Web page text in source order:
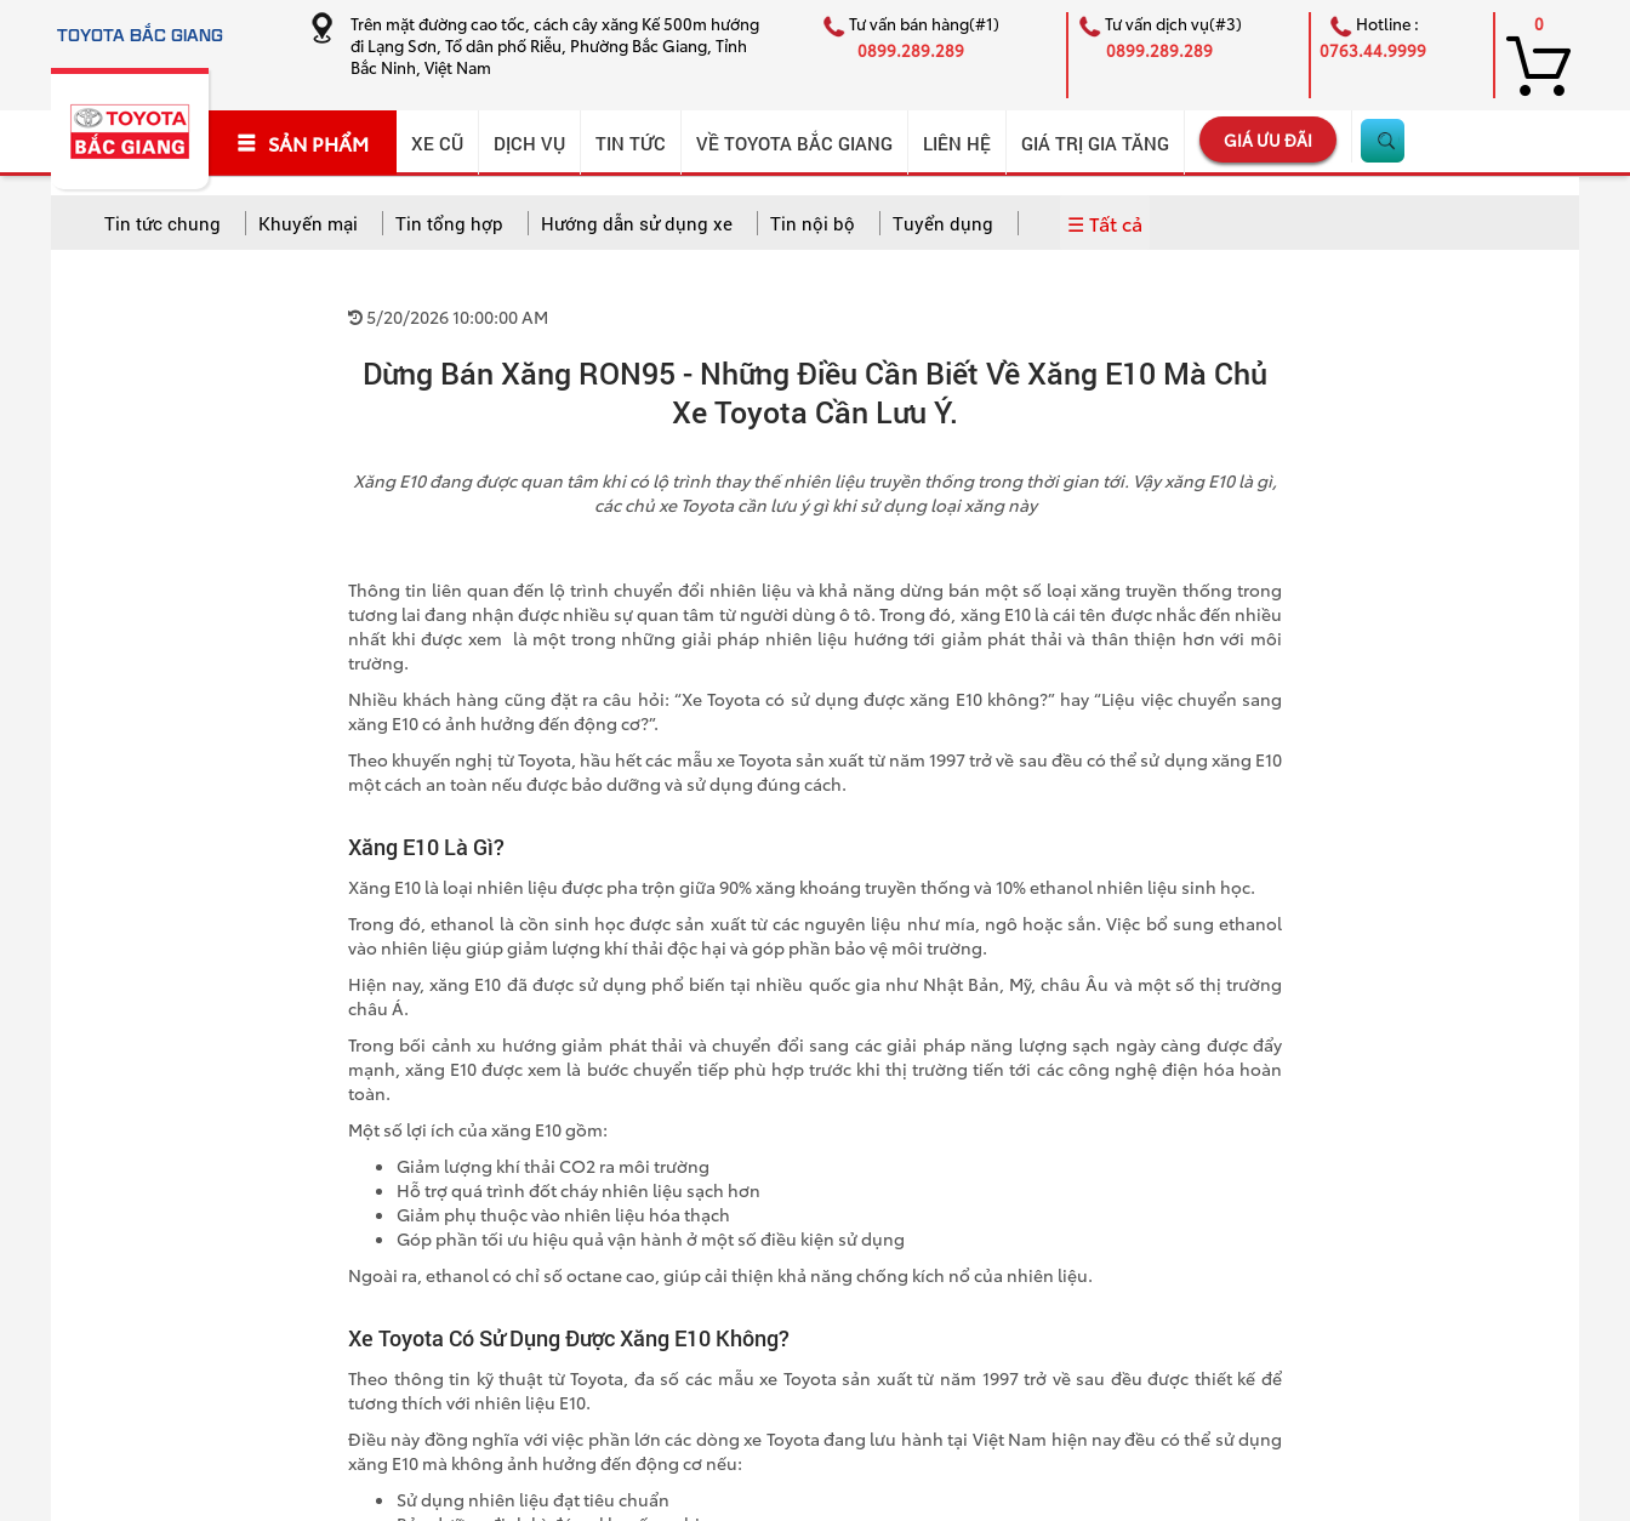
TOYOTA BẮC GIANG
Trên mặt đường cao tốc, cách cây xăng Kế 500m hướng
đi Lạng Sơn, Tổ dân phố Riễu, Phường Bắc Giang, Tỉnh
Bắc Ninh, Việt Nam
Tư vấn bán hàng(#1)
0899.289.289
Tư vấn dịch vụ(#3)
0899.289.289
Hotline :
0763.44.9999
0
SẢN PHẨM XE CŨ DỊCH VỤ TIN TỨC VỀ TOYOTA BẮC GIANG LIÊN HỆ GIÁ TRỊ GIA TĂNG GIÁ ƯU ĐÃI
Cứu hộ và sửa chữa lưu động
Tin tức chung Khuyến mại Tin tổng hợp Hướng dẫn sử dụng xe Tin nội bộ Tuyển dụng ☰ Tất cả
5/20/2026 10:00:00 AM
Dừng Bán Xăng RON95 - Những Điều Cần Biết Về Xăng E10 Mà Chủ
Xe Toyota Cần Lưu Ý.
Xăng E10 đang được quan tâm khi có lộ trình thay thế nhiên liệu truyền thống trong thời gian tới. Vậy xăng E10 là gì,
các chủ xe Toyota cần lưu ý gì khi sử dụng loại xăng này
Thông tin liên quan đến lộ trình chuyển đổi nhiên liệu và khả năng dừng bán một số loại xăng truyền thống trong
tương lai đang nhận được nhiều sự quan tâm từ người dùng ô tô. Trong đó, xăng E10 là cái tên được nhắc đến nhiều
nhất khi được xem là một trong những giải pháp nhiên liệu hướng tới giảm phát thải và thân thiện hơn với môi
trường.
Nhiều khách hàng cũng đặt ra câu hỏi: “Xe Toyota có sử dụng được xăng E10 không?” hay “Liệu việc chuyển sang
xăng E10 có ảnh hưởng đến động cơ?”.
Theo khuyến nghị từ Toyota, hầu hết các mẫu xe Toyota sản xuất từ năm 1997 trở về sau đều có thể sử dụng xăng E10
một cách an toàn nếu được bảo dưỡng và sử dụng đúng cách.
Xăng E10 Là Gì?
Xăng E10 là loại nhiên liệu được pha trộn giữa 90% xăng khoáng truyền thống và 10% ethanol nhiên liệu sinh học.
Trong đó, ethanol là cồn sinh học được sản xuất từ các nguyên liệu như mía, ngô hoặc sắn. Việc bổ sung ethanol
vào nhiên liệu giúp giảm lượng khí thải độc hại và góp phần bảo vệ môi trường.
Hiện nay, xăng E10 đã được sử dụng phổ biến tại nhiều quốc gia như Nhật Bản, Mỹ, châu Âu và một số thị trường
châu Á.
Trong bối cảnh xu hướng giảm phát thải và chuyển đổi sang các giải pháp năng lượng sạch ngày càng được đẩy
mạnh, xăng E10 được xem là bước chuyển tiếp phù hợp trước khi thị trường tiến tới các công nghệ điện hóa hoàn
toàn.
Một số lợi ích của xăng E10 gồm:
Giảm lượng khí thải CO2 ra môi trường
Hỗ trợ quá trình đốt cháy nhiên liệu sạch hơn
Giảm phụ thuộc vào nhiên liệu hóa thạch
Góp phần tối ưu hiệu quả vận hành ở một số điều kiện sử dụng
Ngoài ra, ethanol có chỉ số octane cao, giúp cải thiện khả năng chống kích nổ của nhiên liệu.
Xe Toyota Có Sử Dụng Được Xăng E10 Không?
Theo thông tin kỹ thuật từ Toyota, đa số các mẫu xe Toyota sản xuất từ năm 1997 trở về sau đều được thiết kế để
tương thích với nhiên liệu E10.
Điều này đồng nghĩa với việc phần lớn các dòng xe Toyota đang lưu hành tại Việt Nam hiện nay đều có thể sử dụng
xăng E10 mà không ảnh hưởng đến động cơ nếu:
Sử dụng nhiên liệu đạt tiêu chuẩn